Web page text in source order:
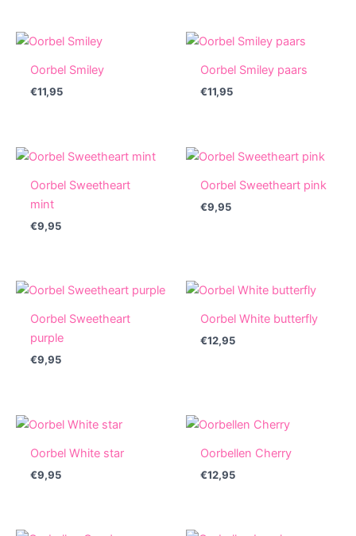
Oorbel Smiley
€11,95
Oorbel Smiley paars
€11,95
Oorbel Sweetheart
mint
€9,95
Oorbel Sweetheart pink
€9,95
Oorbel Sweetheart
purple
€9,95
Oorbel White butterfly
€12,95
Oorbel White star
€9,95
Oorbellen Cherry
€12,95